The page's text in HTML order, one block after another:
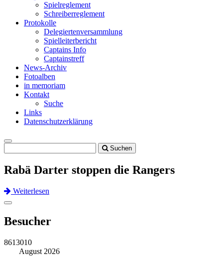
Spielreglement
Schreiberreglement
Protokolle
Delegiertenversammlung
Spielleiterbericht
Captains Info
Captainstreff
News-Archiv
Fotoalben
in memoriam
Kontakt
Suche
Links
Datenschutzerklärung
Toggle
navigation
Suchen
Rabä Darter stoppen die Rangers
Weiterlesen
Previous
Next
Toggle
Besucher
8613010
August 2026